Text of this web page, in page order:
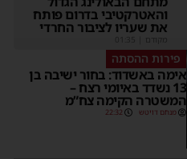
והאטרקטיבי בדרום פותח
את שעריו לציבור החרדי
מקודם
פירות ההסתה
אימה באשדוד: בחור ישיבה בן
13 נשדד באיומי רצח –
המשטרה הקימה צח”מ
מנחם דויטש 22:32